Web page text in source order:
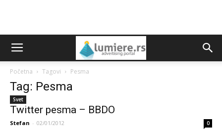
Početna Tagovi Pesma
Tag: Pesma
Svet
Twitter pesma – BBDO
Stefan - 02/01/2012 0